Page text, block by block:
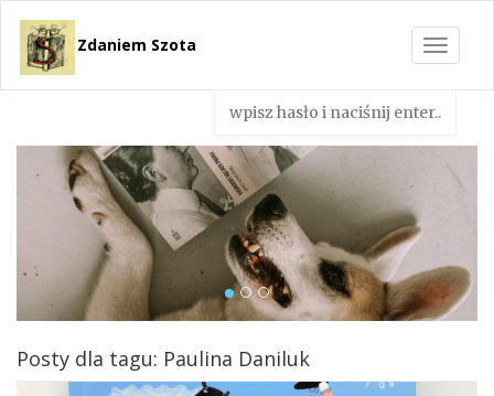
Toggle
Zdaniem Szota
Posty dla tagu: Paulina Daniluk